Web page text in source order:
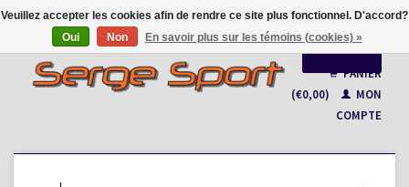
Français
Nederlands
PANIER
(€0,00)
MON
COMPTE
Veuillez accepter les cookies afin de rendre ce site plus fonctionnel. D'accord?
Oui
Non En savoir plus sur les témoins (cookies) »